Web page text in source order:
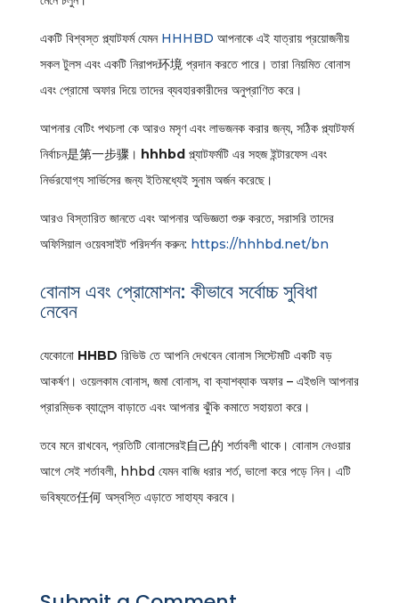
একটি বিশ্বস্ত প্ল্যাটফর্ম যেমন HHHBD আপনাকে এই যাত্রায় প্রয়োজনীয়
সকল টুলস এবং একটি নিরাপদ环境 প্রদান করতে পারে। তারা নিয়মিত বোনাস
এবং প্রোমো অফার দিয়ে তাদের ব্যবহারকারীদের অনুপ্রাণিত করে।
আপনার বেটিং পথচলা কে আরও মসৃণ এবং লাভজনক করার জন্য, সঠিক প্ল্যাটফর্ম
নির্বাচন是第一步骤। hhhbdপ্ল্যাটফর্মটি এর সহজ ইন্টারফেস এবং
নির্ভরযোগ্য সার্ভিসের জন্য ইতিমধ্যেই সুনাম অর্জন করেছে।
আরও বিস্তারিত জানতে এবং আপনার অভিজ্ঞতা শুরু করতে, সরাসরি তাদের
অফিসিয়াল ওয়েবসাইট পরিদর্শন করুন: https://hhhbd.net/bn
বোনাস এবং প্রোমোশন: কীভাবে সর্বোচ্চ সুবিধা
নেবেন
যেকোনো HHBD রিভিউ তে আপনি দেখবেন বোনাস সিস্টেমটি একটি বড়
আকর্ষণ। ওয়েলকাম বোনাস, জমা বোনাস, বা ক্যাশব্যাক অফার – এইগুলি আপনার
প্রারম্ভিক ব্যালেন্স বাড়াতে এবং আপনার ঝুঁকি কমাতে সহায়তা করে।
তবে মনে রাখবেন, প্রতিটি বোনাসেরই自己的 শর্তাবলী থাকে। বোনাস নেওয়ার
আগে সেই শর্তাবলী, hhbd যেমন বাজি ধরার শর্ত, ভালো করে পড়ে নিন। এটি
ভবিষ্যতে任何 অস্বস্তি এড়াতে সাহায্য করবে।